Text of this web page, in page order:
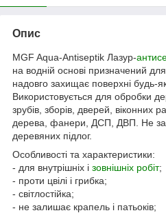
Опис
MGF Aqua-Antiseptik Лазур-
на водній основі призначений
надовго захищає поверхні будь-
Використовується для обробки
зрубів, зборів, дверей, віконних
дерева, фанери, ДСП, ДВП. Не
деревяних підлог.
Особливості та характеристики:
- для внутрішніх і зовнішніх робіт;
- проти цвілі і грибка;
- світлостійка;
- не залишає крапель і патьоків;